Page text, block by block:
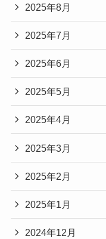
2025年8月
2025年7月
2025年6月
2025年5月
2025年4月
2025年3月
2025年2月
2025年1月
2024年12月